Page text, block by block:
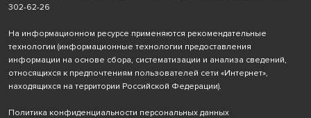
302-62-26
На информационном ресурсе применяются рекомендательные
технологии (информационные технологии предоставления
информации на основе сбора, систематизации и анализа сведений,
относящихся к предпочтениям пользователей сети «Интернет»,
находящихся на территории Российской Федерации).
Политика конфиденциальности персональных данных